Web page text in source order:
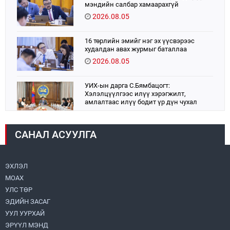
мэндийн салбар хамаарахгүй
2026.08.05
16 төрлийн эмийг нэг эх үүсвэрээс
худалдан авах журмыг баталлаа
2026.08.05
УИХ-ын дарга С.Бямбацогт:
Хэлэлцүүлгээс илүү хэрэгжилт,
амлалтаас илүү бодит үр дүн чухал
Монголбанк 7 дугаар сард 1,439.2 кг үнэт
САНАЛ АСУУЛГА
ЭХЛЭЛ
МОАХ
УЛС ТӨР
ЭДИЙН ЗАСАГ
УУЛ УУРХАЙ
ЭРҮҮЛ МЭНД